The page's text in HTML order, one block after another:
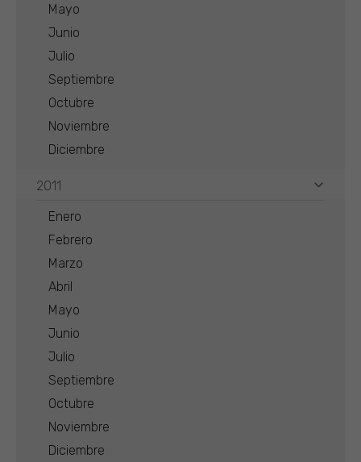
Mayo
Junio
Julio
Septiembre
Octubre
Noviembre
Diciembre
2011
Enero
Febrero
Marzo
Abril
Mayo
Junio
Julio
Septiembre
Octubre
Noviembre
Diciembre